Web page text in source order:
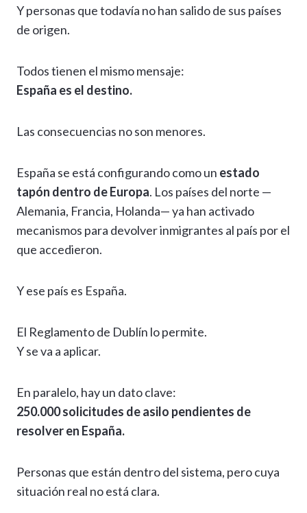
Y personas que todavía no han salido de sus países
de origen.
Todos tienen el mismo mensaje:
España es el destino.
Las consecuencias no son menores.
España se está configurando como un estado
tapón dentro de Europa. Los países del norte —
Alemania, Francia, Holanda— ya han activado
mecanismos para devolver inmigrantes al país por el
que accedieron.
Y ese país es España.
El Reglamento de Dublín lo permite.
Y se va a aplicar.
En paralelo, hay un dato clave:
250.000 solicitudes de asilo pendientes de
resolver en España.
Personas que están dentro del sistema, pero cuya
situación real no está clara.